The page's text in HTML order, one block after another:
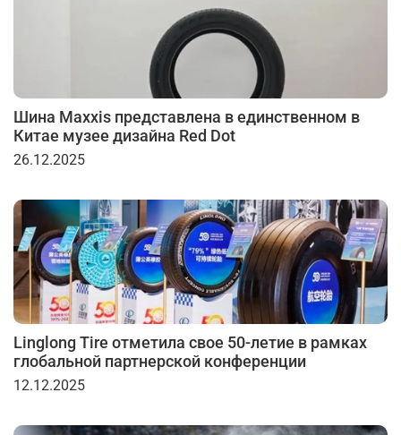
Шина Maxxis представлена в единственном в
Китае музее дизайна Red Dot
26.12.2025
Linglong Tire отметила свое 50-летие в рамках
глобальной партнерской конференции
12.12.2025